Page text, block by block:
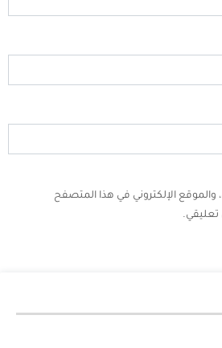
والموقع الإلكتروني في هذا المتصفح
تعليقي.